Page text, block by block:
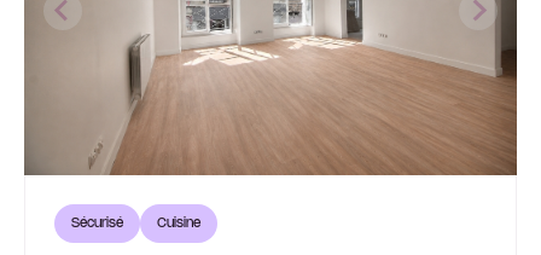
Sécurisé Cuisine